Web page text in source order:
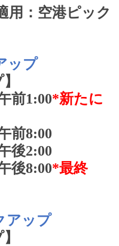
用：空港ピック
ップ
前1:00*新たに
前8:00
後2:00
後8:00*最終
アップ